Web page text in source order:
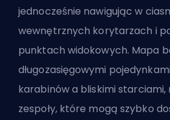
jednocześnie nawigując w
wewnętrznych korytarzach i
punktach widokowych. Mapa
długozasięgowymi
karabinów a bliskimi starciami,
zespoły, które mogą szybko